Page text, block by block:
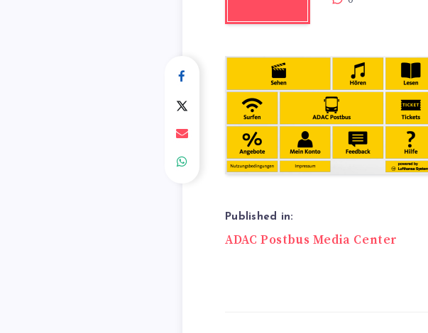
Published in:
Beitragsnavigation
ADAC Postbus Media Center